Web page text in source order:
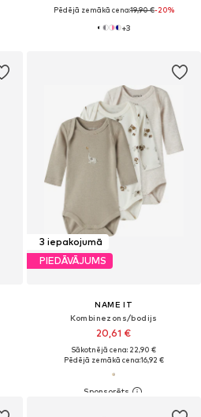
Pēdējā zemākā cena:19,90 €-20%
+3
3 iepakojumā
PIEDĀVĀJUMS
NAME IT
Kombinezons/bodijs
20,61 €
Sākotnējā cena: 22,90 €
Pēdējā zemākā cena:16,92 €